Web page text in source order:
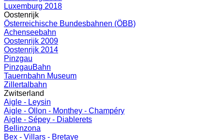
Luxemburg 2018
Oostenrijk
Österreichische Bundesbahnen (ÖBB)
Achenseebahn
Oostenrijk 2009
Oostenrijk 2014
Pinzgau
PinzgauBahn
Tauernbahn Museum
Zillertalbahn
Zwitserland
Aigle - Leysin
Aigle - Ollon - Monthey - Champéry
Aigle - Sépey - Diablerets
Bellinzona
Bex - Villars - Bretaye